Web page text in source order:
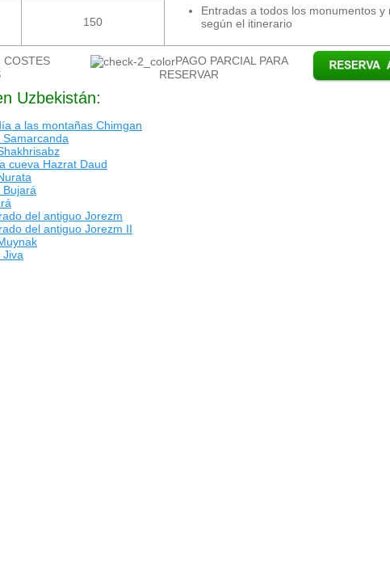
Entradas a todos los monumentos y
según el itinerario
150
COSTES
PAGO PARCIAL PARA
RESERVAR
Uzbekistán:
a las montañas Chimgan
cueva Hazrat Daud
del antiguo Jorezm
del antiguo Jorezm II
Jiva